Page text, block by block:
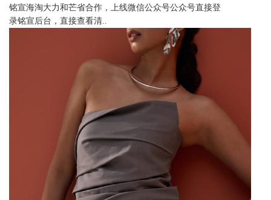
铭宣海淘大力和芒省合作，上线微信公众号公众号直接登
录铭宣后台，直接查看清..